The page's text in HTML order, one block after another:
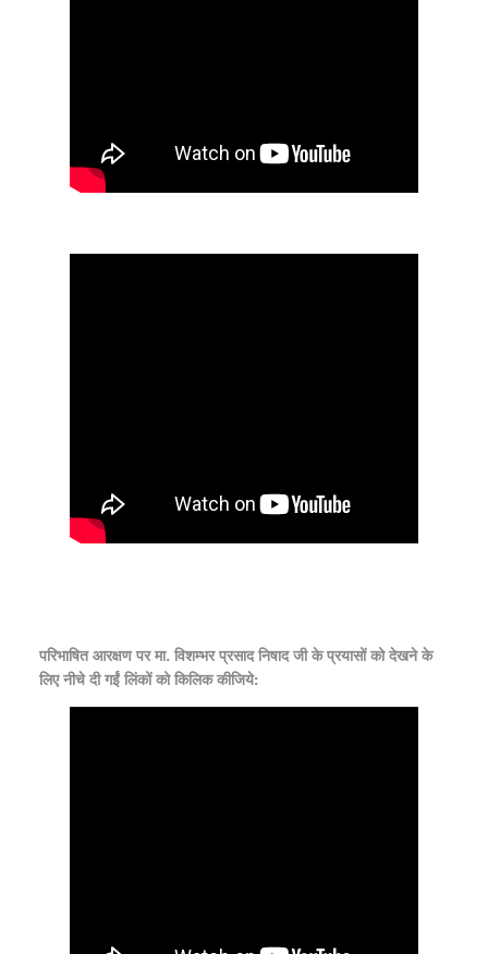
परिभाषित आरक्षण पर मा. विशम्भर प्रसाद निषाद जी के प्रयासों को देखने के
लिए नीचे दी गईं लिंकों को किलिक कीजिये: